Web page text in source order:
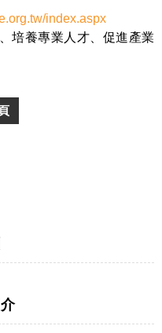
index.aspx
培養專業人才、促進產業